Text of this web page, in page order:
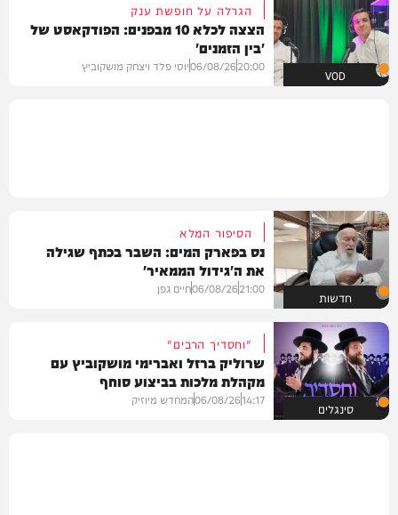
VOD
הגרלה על חופשת ענק
הצצה לכלא 10 מבפנים: הפודקאסט של
'בין הזמנים'
20:00
06/08/26יוסי פלד ויצחק מושקוביץ
חדשות
הסיפור המלא
נס בפארק המים: השבר בכתף שגילה
את ה'גידול הממאיר'
21:00
06/08/26חיים גפן
סינגלים
"וחסדיך הרבים"
שרוליק ברזל ואברימי מושקוביץ עם
מקהלת מלכות בביצוע סוחף
14:17
06/08/26המחדש מיוזיק